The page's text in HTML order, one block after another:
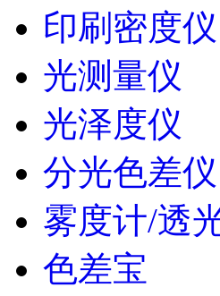
印刷密度仪
光测量仪
光泽度仪
分光色差仪
雾度计/透
色差宝